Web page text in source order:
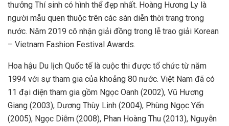
thưởng Thí sinh có hình thể đẹp nhất. Hoàng Hương Ly là
người mẫu quen thuộc trên các sàn diễn thời trang trong
nước. Năm 2019 cô nhận giải đồng trong lễ trao giải Korean
– Vietnam Fashion Festival Awards.
Hoa hậu Du lịch Quốc tế là cuộc thi được tổ chức từ năm
1994 với sự tham gia của khoảng 80 nước. Việt Nam đã có
11 đại diện tham gia gồm Ngọc Oanh (2002), Vũ Hương
Giang (2003), Dương Thùy Linh (2004), Phùng Ngọc Yến
(2005), Ngọc Diễm (2008), Phan Hoàng Thu (2013), Nguyễn